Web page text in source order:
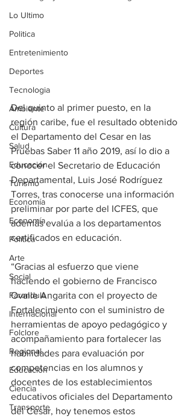
Lo Ultimo
Politica
Entretenimiento
Deportes
Tecnologia
Ambiente
Cultura
Salud
Educación
Turismo
Economía
Economía
Política
Arte
Social
Farandula
Internacional
Folclore
Regional
Educación
Ciencia
Transporte
Del quinto al primer puesto, en la
región caribe, fue el resultado obtenido
el Departamento del Cesar en las
Pruebas Saber 11 año 2019, así lo dio a
conocer el Secretario de Educación
Departamental, Luis José Rodríguez
Torres, tras conocerse una información
preliminar por parte del ICFES, que
además evalúa a los departamentos
certificados en educación.
“Gracias al esfuerzo que viene
haciendo el gobierno de Francisco
Ovalle Angarita con el proyecto de
Fortalecimiento con el suministro de
herramientas de apoyo pedagógico y
acompañamiento para fortalecer las
habilidades para evaluación por
competencias en los alumnos y
docentes de los establecimientos
educativos oficiales del Departamento
del Cesar, hoy tenemos estos